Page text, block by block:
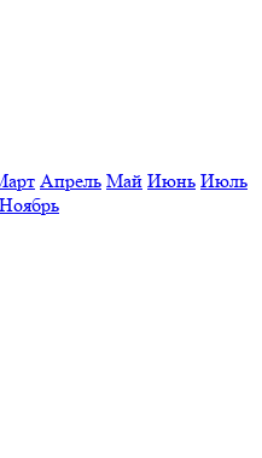
Апрель Май Июнь Июль
Ноябрь